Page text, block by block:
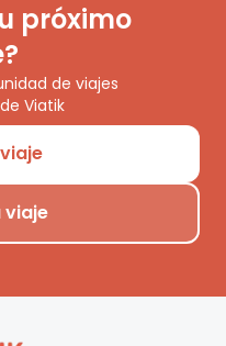
próximo
de viajes
Viatik
viaje